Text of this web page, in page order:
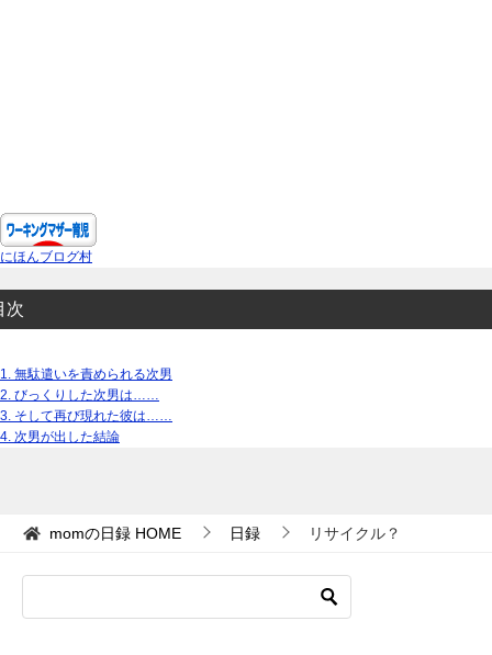
にほんブログ村
次
1. 無駄遣いを責められる次男
2. びっくりした次男は……
3. そして再び現れた彼は……
4. 次男が出した結論
momの日録 HOME 日録 リサイクル？